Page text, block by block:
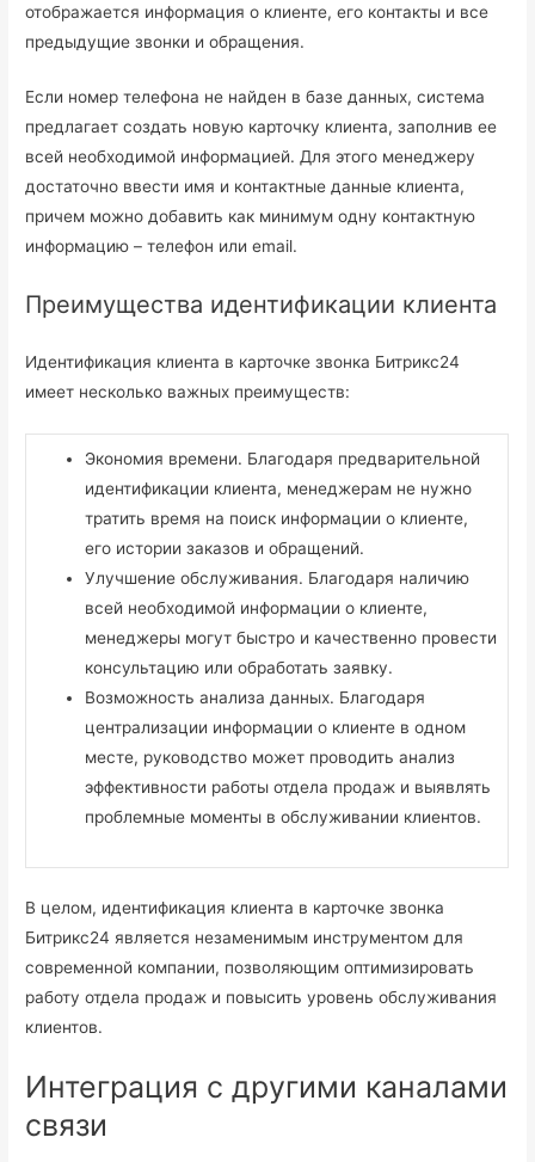
отображается информация о клиенте, его контакты и все
предыдущие звонки и обращения.
Если номер телефона не найден в базе данных, система
предлагает создать новую карточку клиента, заполнив ее
всей необходимой информацией. Для этого менеджеру
достаточно ввести имя и контактные данные клиента,
причем можно добавить как минимум одну контактную
информацию – телефон или email.
Преимущества идентификации клиента
Идентификация клиента в карточке звонка Битрикс24
имеет несколько важных преимуществ:
Экономия времени. Благодаря предварительной
идентификации клиента, менеджерам не нужно
тратить время на поиск информации о клиенте,
его истории заказов и обращений.
Улучшение обслуживания. Благодаря наличию
всей необходимой информации о клиенте,
менеджеры могут быстро и качественно провести
консультацию или обработать заявку.
Возможность анализа данных. Благодаря
централизации информации о клиенте в одном
месте, руководство может проводить анализ
эффективности работы отдела продаж и выявлять
проблемные моменты в обслуживании клиентов.
В целом, идентификация клиента в карточке звонка
Битрикс24 является незаменимым инструментом для
современной компании, позволяющим оптимизировать
работу отдела продаж и повысить уровень обслуживания
клиентов.
Интеграция с другими каналами
связи